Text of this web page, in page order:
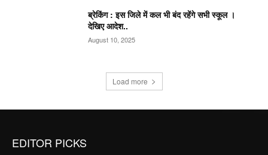
ब्रेकिंग : इस जिले में कल भी बंद रहेंगे सभी स्कूल ।
देखिए आदेश..
August 10, 2025
Load more
EDITOR PICKS